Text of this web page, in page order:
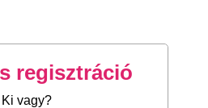
regisztráció
Ki vagy?